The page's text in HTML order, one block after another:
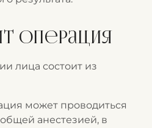
операция
лица состоит из
может проводиться
анестезией, в